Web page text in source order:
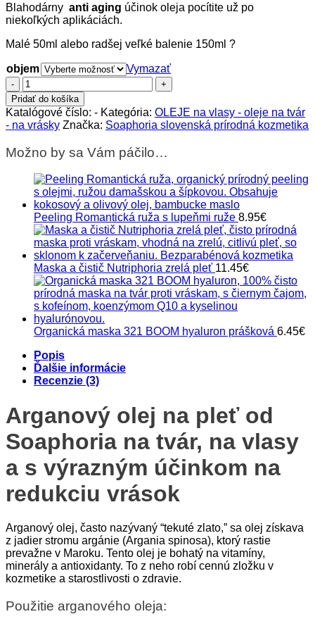
24.90€
Blahodárny anti aging účinok oleja pocítite už po
niekoľkých aplikáciách.
Malé 50ml alebo radšej veľké balenie 150ml ?
objem
Vymazať
množstvo
Arganový
olej
na
tvár
a
vlasy
Soaphoria
marocký
Pridať do košíka
Katalógové číslo: - Kategória: OLEJE na vlasy - oleje na tvár
- na vrásky Značka: Soaphoria slovenská prírodná kozmetika
Možno by sa Vám páčilo…
Peeling Romantická ruža s lupeňmi ruže 8.95€
Maska a čistič Nutriphoria zrelá pleť 11.45€
Organická maska 321 BOOM hyaluron prášková 6.45€
Popis
Ďalšie informácie
Recenzie (3)
Arganový olej na pleť od
Soaphoria na tvár, na vlasy
a s výrazným účinkom na
redukciu vrások
Arganový olej, často nazývaný “tekuté zlato,” sa olej získava
z jadier stromu argánie (Argania spinosa), ktorý rastie
prevažne v Maroku. Tento olej je bohatý na vitamíny,
minerály a antioxidanty. To z neho robí cennú zložku v
kozmetike a starostlivosti o zdravie.
Použitie arganového oleja: